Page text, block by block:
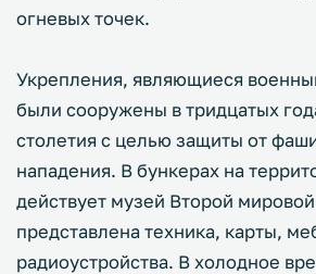
огневых точек.
Укрепления, являющиеся
были сооружены в тридцатых
столетия с целью защиты от
нападения. В бункерах на
действует музей Второй
представлена техника, карты,
радиоустройства. В холодное